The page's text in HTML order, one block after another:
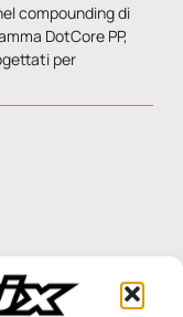
compounding di
DotCore PP,
per